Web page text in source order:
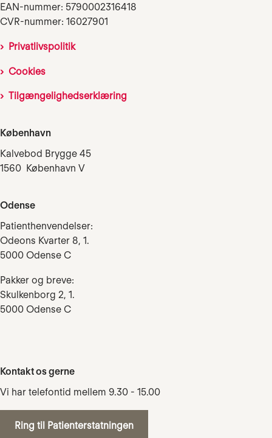
EAN-nummer: 5790002316418
CVR-nummer: 16027901
Privatlivspolitik
Cookies
Tilgængelighedserklæring
København
Kalvebod Brygge 45
1560 København V
Odense
Patienthenvendelser:
Odeons Kvarter 8, 1.
5000 Odense C
Pakker og breve:
Skulkenborg 2, 1.
5000 Odense C
Kontakt os gerne
Vi har telefontid mellem 9.30 - 15.00
Ring til Patienterstatningen